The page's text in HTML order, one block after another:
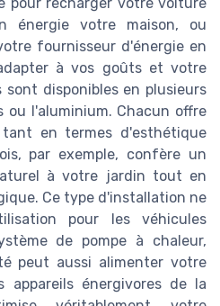
énergie votre maison, ou
fournisseur d'énergie en
à vos goûts et votre
sont disponibles en plusieurs
ou l'aluminium. Chacun offre
tant en termes d'esthétique
par exemple, confère un
à votre jardin tout en
Ce type d'installation ne
pour les véhicules
de pompe à chaleur,
peut aussi alimenter votre
appareils énergivores de la